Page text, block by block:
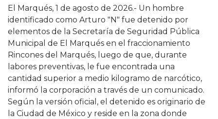
El Marqués, 1 de agosto de 2026.- Un hombre
identificado como Arturo "N" fue detenido por
elementos de la Secretaría de Seguridad Pública
Municipal de El Marqués en el fraccionamiento
Rincones del Marqués, luego de que, durante
labores preventivas, le fue encontrada una
cantidad superior a medio kilogramo de narcótico,
informó la corporación a través de un comunicado.
Según la versión oficial, el detenido es originario de
la Ciudad de México y reside en la zona donde